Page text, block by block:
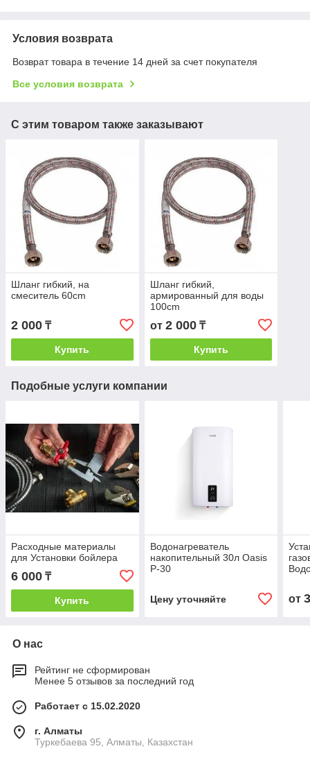
Условия возврата
Возврат товара в течение 14 дней за счет покупателя
Все условия возврата
С этим товаром также заказывают
Шланг гибкий, на
смеситель 60cm
2 000 ₸
Купить
Шланг гибкий,
армированный для воды
100cm
от 2 000₸
Купить
Подобные услуги компании
Расходные материалы
для Установки бойлера
6 000 ₸
Купить
Водонагреватель
накопительный 30л Oasis
P-30
Цену уточняйте от
О нас
Рейтинг не сформирован
Менее 5 отзывов за последний год
Работает с 15.02.2020
г. Алматы
Туркебаева 95, Алматы, Казахстан